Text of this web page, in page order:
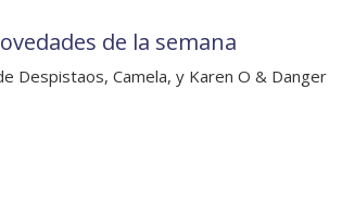
de la semana
Despistaos, Camela, y Karen O & Danger